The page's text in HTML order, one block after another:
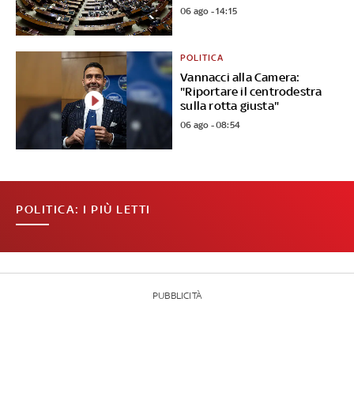
06 ago - 14:15
Vannacci alla Camera:
"Riportare il centrodestra
sulla rotta giusta"
POLITICA
06 ago - 08:54
POLITICA: I PIÙ LETTI
PUBBLICITÀ